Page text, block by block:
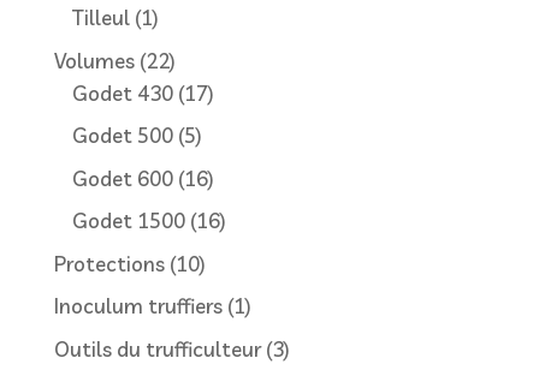
Tilleul 11
produit
Volumes 2222
produits
Godet 430 1717
Godet 500 55
produits
Godet 600 1616
produits
Godet 1500 1616
Protections 1010
produits
Inoculum truffiers 11
produit
Outils du trufficulteur 33